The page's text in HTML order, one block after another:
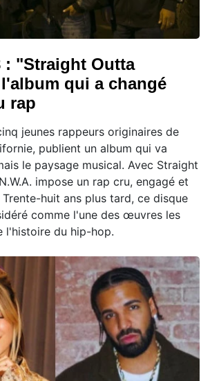
: "Straight Outta
qui a changé
rap
jeunes rappeurs originaires de
publient un album qui va
le paysage musical. Avec Straight
impose un rap cru, engagé et
Trente-huit ans plus tard, ce disque
comme l'une des œuvres les
l'histoire du hip-hop.